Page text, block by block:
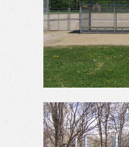
Abris des